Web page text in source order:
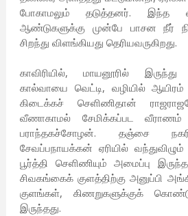
போகாமலும் தடுத்தனர். இந்த
ஆண்டுகளுக்கு முன்பே பாசன நீர்
சிறந்து விளங்கியது தெரியவருகிறது.
காவிரியில், மாயனூரில்
கால்வாயை வெட்டி, வழியில்
கிடைக்கச் செளிணிதான்
வீணாகாமல் சேமிக்கப்பட வீராணம்
பராந்தகச்சோழன். தஞ்சை
சேவப்பநாயக்கன் ஏரியில்
பூர்த்தி செளிணியும் அமைப்பு
சிவகங்கைக் குளத்திற்கு அனுப்பி
குளங்கள், கிணறுகளுக்குக்
இருந்தது.